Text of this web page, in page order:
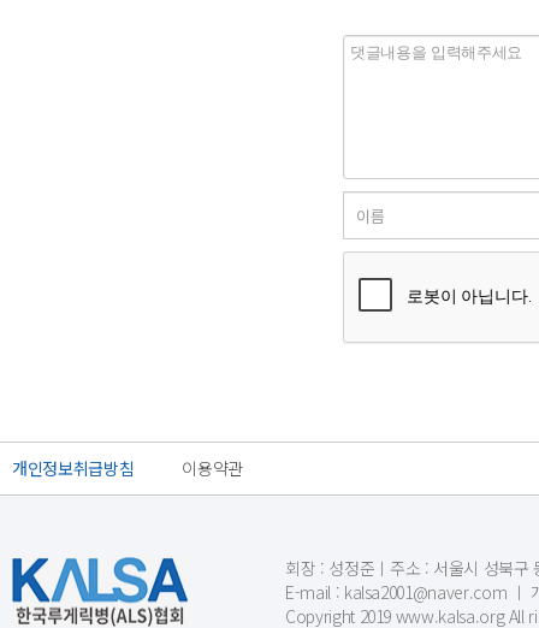
개인정보취급방침 이용약관
회장 : 성정준ㅣ주소 : 서울시 성북구
E-mail : kalsa2001@naver.com ㅣ
Copyright 2019 www.kalsa.org All